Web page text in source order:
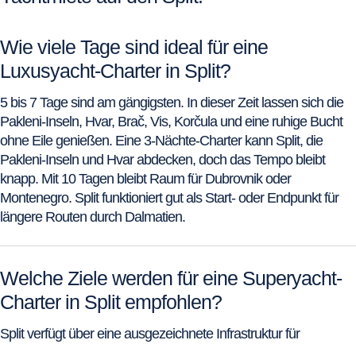
Wie viele Tage sind ideal für eine
Luxusyacht-Charter in Split?
5 bis 7 Tage sind am gängigsten. In dieser Zeit lassen sich die
Pakleni-Inseln, Hvar, Brač, Vis, Korčula und eine ruhige Bucht
ohne Eile genießen. Eine 3-Nächte-Charter kann Split, die
Pakleni-Inseln und Hvar abdecken, doch das Tempo bleibt
knapp. Mit 10 Tagen bleibt Raum für Dubrovnik oder
Montenegro. Split funktioniert gut als Start- oder Endpunkt für
längere Routen durch Dalmatien.
Welche Ziele werden für eine Superyacht-
Charter in Split empfohlen?
Split verfügt über eine ausgezeichnete Infrastruktur für